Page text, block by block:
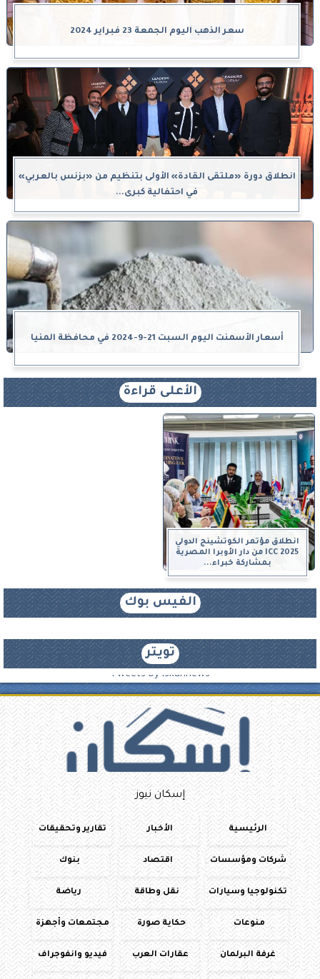
سعر الذهب اليوم الجمعة 23 فبراير 2024
انطلاق دورة «ملتقى القادة» الأولى بتنظيم من «بزنس بالعربي»
في احتفالية كبرى...
أسعار الأسمنت اليوم السبت 21-9-2024 في محافظة المنيا
الأعلى قراءة
انطلاق مؤتمر الكوتشينج الدولي
ICC 2025 من دار الأوبرا المصرية
بمشاركة خبراء...
الفيس بوك
تويتر
Tweets by iskannews
إسكان نيوز
الرئيسية الأخبار تقارير وتحقيقات
شركات ومؤسسات اقتصاد بنوك
تكنولوجيا وسيارات نقل وطاقة رياضة
منوعات حكاية صورة مجتمعات وأجهزة
غرفة البرلمان عقارات العرب فيديو وانفوجراف